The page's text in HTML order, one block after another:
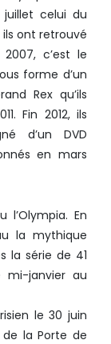
juillet celui du
ils ont retrouvé
c’est le
forme d’un
Rex qu’ils
Fin 2012, ils
d’un DVD
en mars
l’Olympia. En
la mythique
la série de 41
mi-janvier au
le 30 juin
de la Porte de